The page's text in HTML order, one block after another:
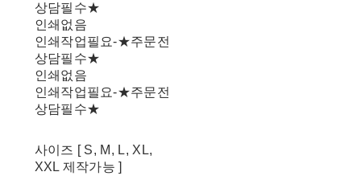
상담필수★
인쇄없음
인쇄작업필요-★주문전
상담필수★
인쇄없음
인쇄작업필요-★주문전
상담필수★
사이즈 [ S, M, L, XL,
XXL 제작가능 ]